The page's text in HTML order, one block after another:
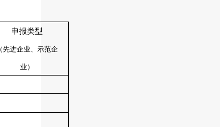
申报类型
先进企业、示范企
业）